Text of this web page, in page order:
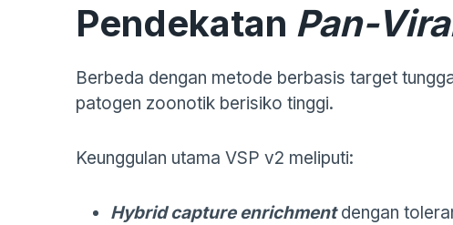
Pendekatan Pan-
Berbeda dengan metode berbasis target
patogen zoonotik berisiko tinggi.
Keunggulan utama VSP v2 meliputi:
Hybrid capture enrichmentdengan